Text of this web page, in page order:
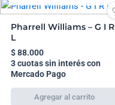
Pharrell Williams – G I R
L
$88.000
3 cuotas sin interés con
Mercado Pago